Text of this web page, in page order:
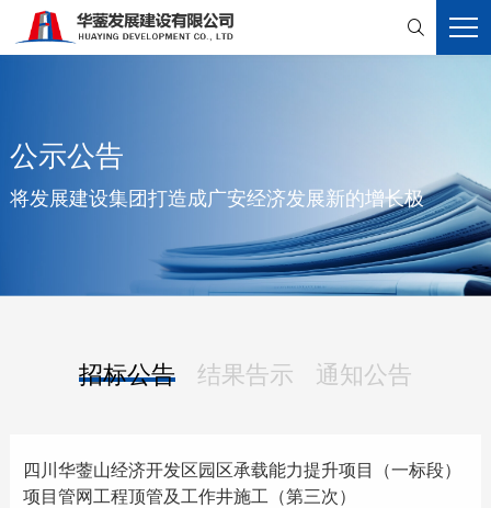

公示公告
将发展建设集团打造成广安经济发展新的增长极
招标公告 结果告示 通知公告
四川华蓥山经济开发区园区承载能力提升项目（一标段）
项目管网工程顶管及工作井施工（第三次）